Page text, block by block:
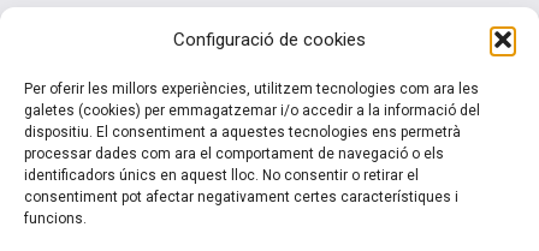
Configuració de cookies
Per oferir les millors experiències, utilitzem tecnologies com ara les
galetes (cookies) per emmagatzemar i/o accedir a la informació del
dispositiu. El consentiment a aquestes tecnologies ens permetrà
processar dades com ara el comportament de navegació o els
identificadors únics en aquest lloc. No consentir o retirar el
consentiment pot afectar negativament certes característiques i
funcions.
Telèfon: (+34) 937 361 100
clubinternacionalitzacio@cecot.org.